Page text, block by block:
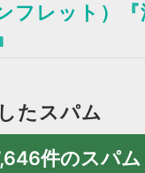
フレット）
たスパム
件のスパム